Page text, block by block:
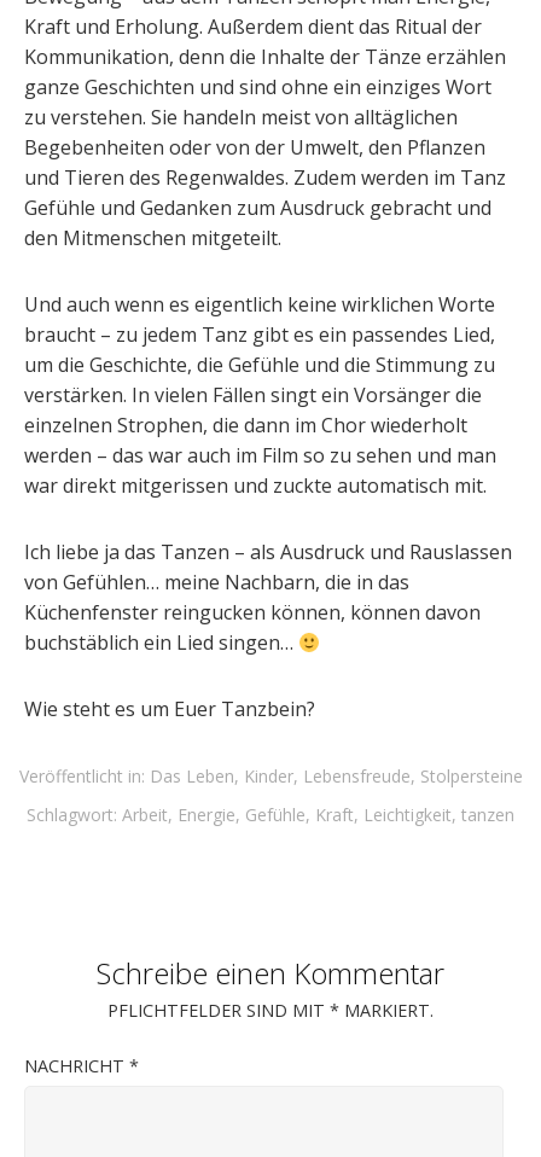
Kraft und Erholung. Außerdem dient das Ritual der
Kommunikation, denn die Inhalte der Tänze erzählen
ganze Geschichten und sind ohne ein einziges Wort
zu verstehen. Sie handeln meist von alltäglichen
Begebenheiten oder von der Umwelt, den Pflanzen
und Tieren des Regenwaldes. Zudem werden im Tanz
Gefühle und Gedanken zum Ausdruck gebracht und
den Mitmenschen mitgeteilt.
Und auch wenn es eigentlich keine wirklichen Worte
braucht – zu jedem Tanz gibt es ein passendes Lied,
um die Geschichte, die Gefühle und die Stimmung zu
verstärken. In vielen Fällen singt ein Vorsänger die
einzelnen Strophen, die dann im Chor wiederholt
werden – das war auch im Film so zu sehen und man
war direkt mitgerissen und zuckte automatisch mit.
Ich liebe ja das Tanzen – als Ausdruck und Rauslassen
von Gefühlen… meine Nachbarn, die in das
Küchenfenster reingucken können, können davon
buchstäblich ein Lied singen…
Wie steht es um Euer Tanzbein?
Veröffentlicht in: Das Leben, Kinder, Lebensfreude, Stolpersteine
Schlagwort: Arbeit, Energie, Gefühle, Kraft, Leichtigkeit, tanzen
Schreibe einen Kommentar
PFLICHTFELDER SIND MIT * MARKIERT.
NACHRICHT *